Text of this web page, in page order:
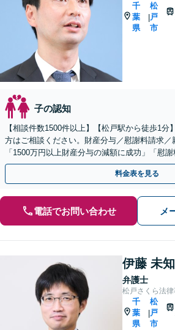
千
葉
県
|
松
戸
市
子の認知
【相談件数1500件以上】【松戸駅から徒歩1分
方はご相談ください。財産分与／慰謝料請求／
「1500万円以上財産分与の減額に成功」「慰
アップ」新しい人生を歩むお手伝いをします
料金表を見る
電話でお問い合わせ メ
伊藤 未
弁護士
松戸さくら法
千
葉
県
|
松
戸
市